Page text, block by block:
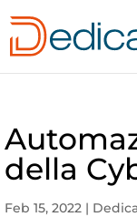
della
Feb 15, 2022 |